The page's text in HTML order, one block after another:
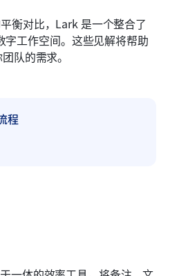
衡对比，Lark 是一个整合了
字工作空间。这些见解将帮助
队的需求。
程